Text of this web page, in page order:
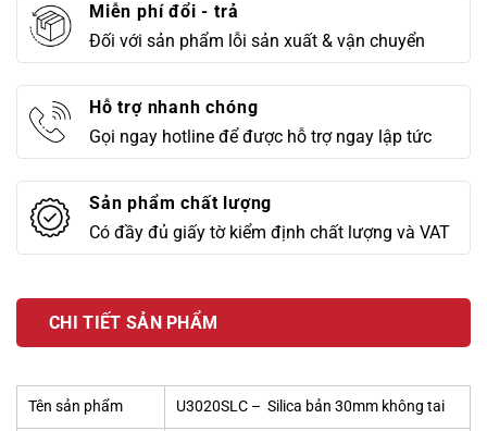
Miễn phí đổi - trả
Đối với sản phẩm lỗi sản xuất & vận chuyển
Hỗ trợ nhanh chóng
Gọi ngay hotline để được hỗ trợ ngay lập tức
Sản phẩm chất lượng
Có đầy đủ giấy tờ kiểm định chất lượng và VAT
CHI TIẾT SẢN PHẨM
Tên sản phẩm U3020SLC – Silica bản 30mm không tai